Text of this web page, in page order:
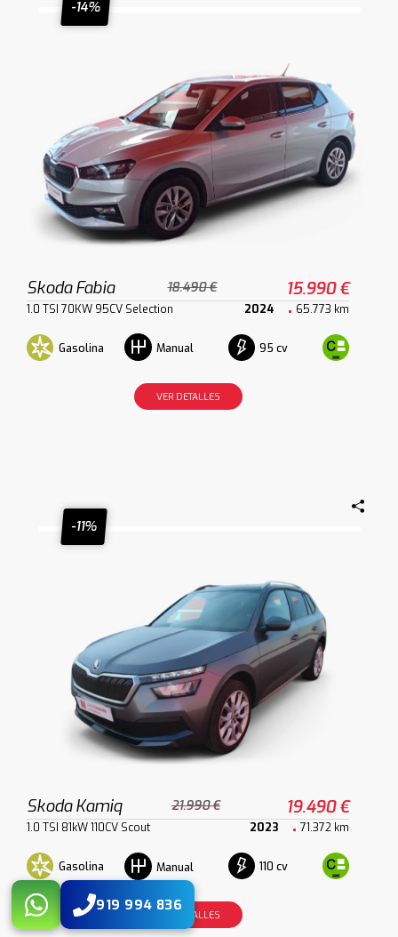
-14%
Skoda Fabia 18.490 € 15.990 €
1.0 TSI 70KW 95CV Selection 2024 65.773 km
Gasolina Manual 95 cv
VER DETALLES
-11%
Skoda Kamiq 21.990 € 19.490 €
1.0 TSI 81kW 110CV Scout 2023 71.372 km
Gasolina Manual 110 cv
VER DETALLES
919 994 836